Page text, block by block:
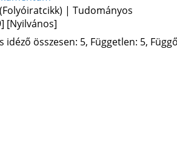
| Tudományos
[Nyilvános]
idéző összesen: 5, Független: 5,